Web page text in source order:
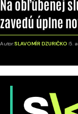
Na obľúbenej
zavedú úplne
Autor:SLAVOMÍR DZURIČKO 5.